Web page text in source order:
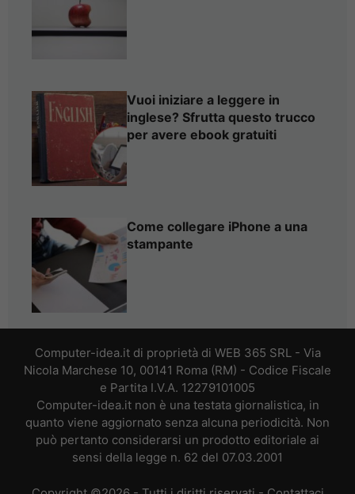
Vuoi iniziare a leggere in
inglese? Sfrutta questo trucco
per avere ebook gratuiti
Come collegare iPhone a una
stampante
Computer-idea.it di proprietà di WEB 365 SRL - Via
Nicola Marchese 10, 00141 Roma (RM) - Codice Fiscale
e Partita I.V.A. 12279101005
Computer-idea.it non è una testata giornalistica, in
quanto viene aggiornato senza alcuna periodicità. Non
può pertanto considerarsi un prodotto editoriale ai
sensi della legge n. 62 del 07.03.2001